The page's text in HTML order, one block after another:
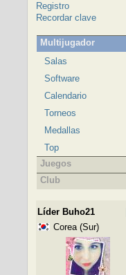
Registro
Recordar clave
Multijugador
Salas
Software
Calendario
Torneos
Medallas
Top
Juegos
Club
Líder Buho21
Corea (Sur)